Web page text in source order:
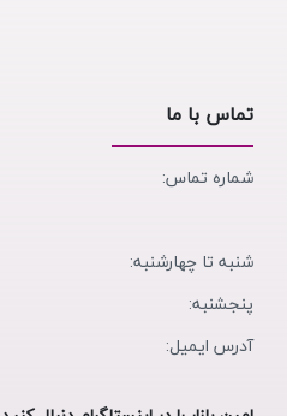
تماس با ما
شماره تماس:
شنبه تا چهارشنبه:
پنجشنبه:
آدرس ایمیل: